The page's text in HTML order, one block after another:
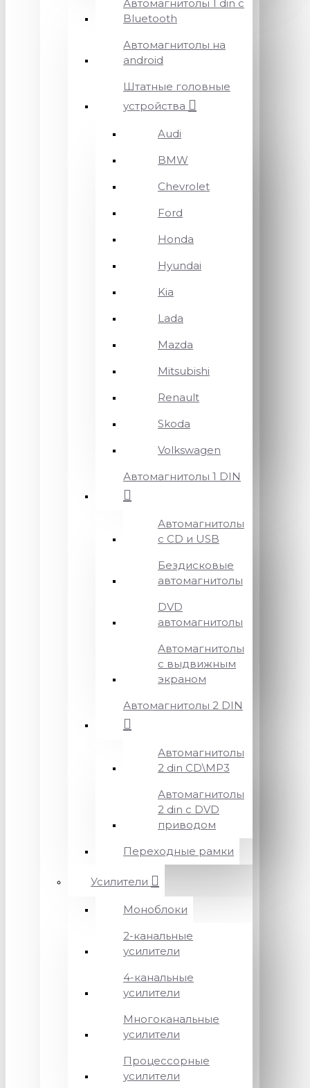
Автомагнитолы 1 din с
Bluetooth
Автомагнитолы на
android
Штатные головные
устройства
Audi
BMW
Chevrolet
Ford
Honda
Hyundai
Kia
Lada
Mazda
Mitsubishi
Renault
Skoda
Volkswagen
Автомагнитолы 1 DIN
Автомагнитолы
с CD и USB
Бездисковые
автомагнитолы
DVD
автомагнитолы
Автомагнитолы
с выдвижным
экраном
Автомагнитолы 2 DIN
Автомагнитолы
2 din CD\MP3
Автомагнитолы
2 din с DVD
приводом
Переходные рамки
Усилители
Моноблоки
2-канальные
усилители
4-канальные
усилители
Многоканальные
усилители
Процессорные
усилители